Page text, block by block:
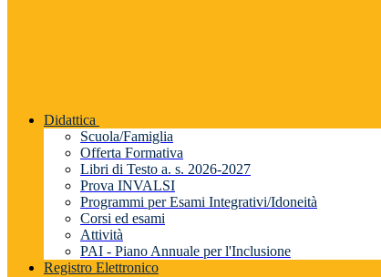
Didattica
Scuola/Famiglia
Offerta Formativa
Libri di Testo a. s. 2026-2027
Prova INVALSI
Programmi per Esami Integrativi/Idoneità
Corsi ed esami
Attività
PAI - Piano Annuale per l'Inclusione
Registro Elettronico